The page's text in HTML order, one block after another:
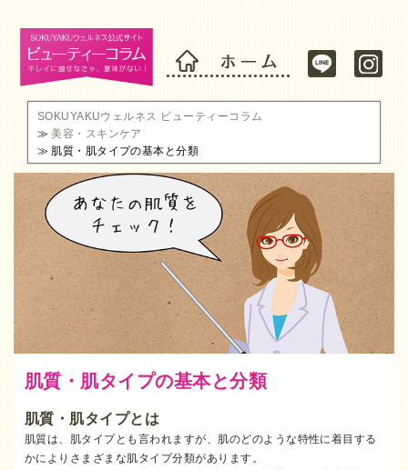
SOKUYAKUウェルネス ビューティーコラム
美容・スキンケア
肌質・肌タイプの基本と分類
肌質・肌タイプの基本と分類
肌質・肌タイプとは
肌質は、肌タイプとも言われますが、肌のどのような特性に着目する
かによりさまざまな肌タイプ分類があります。